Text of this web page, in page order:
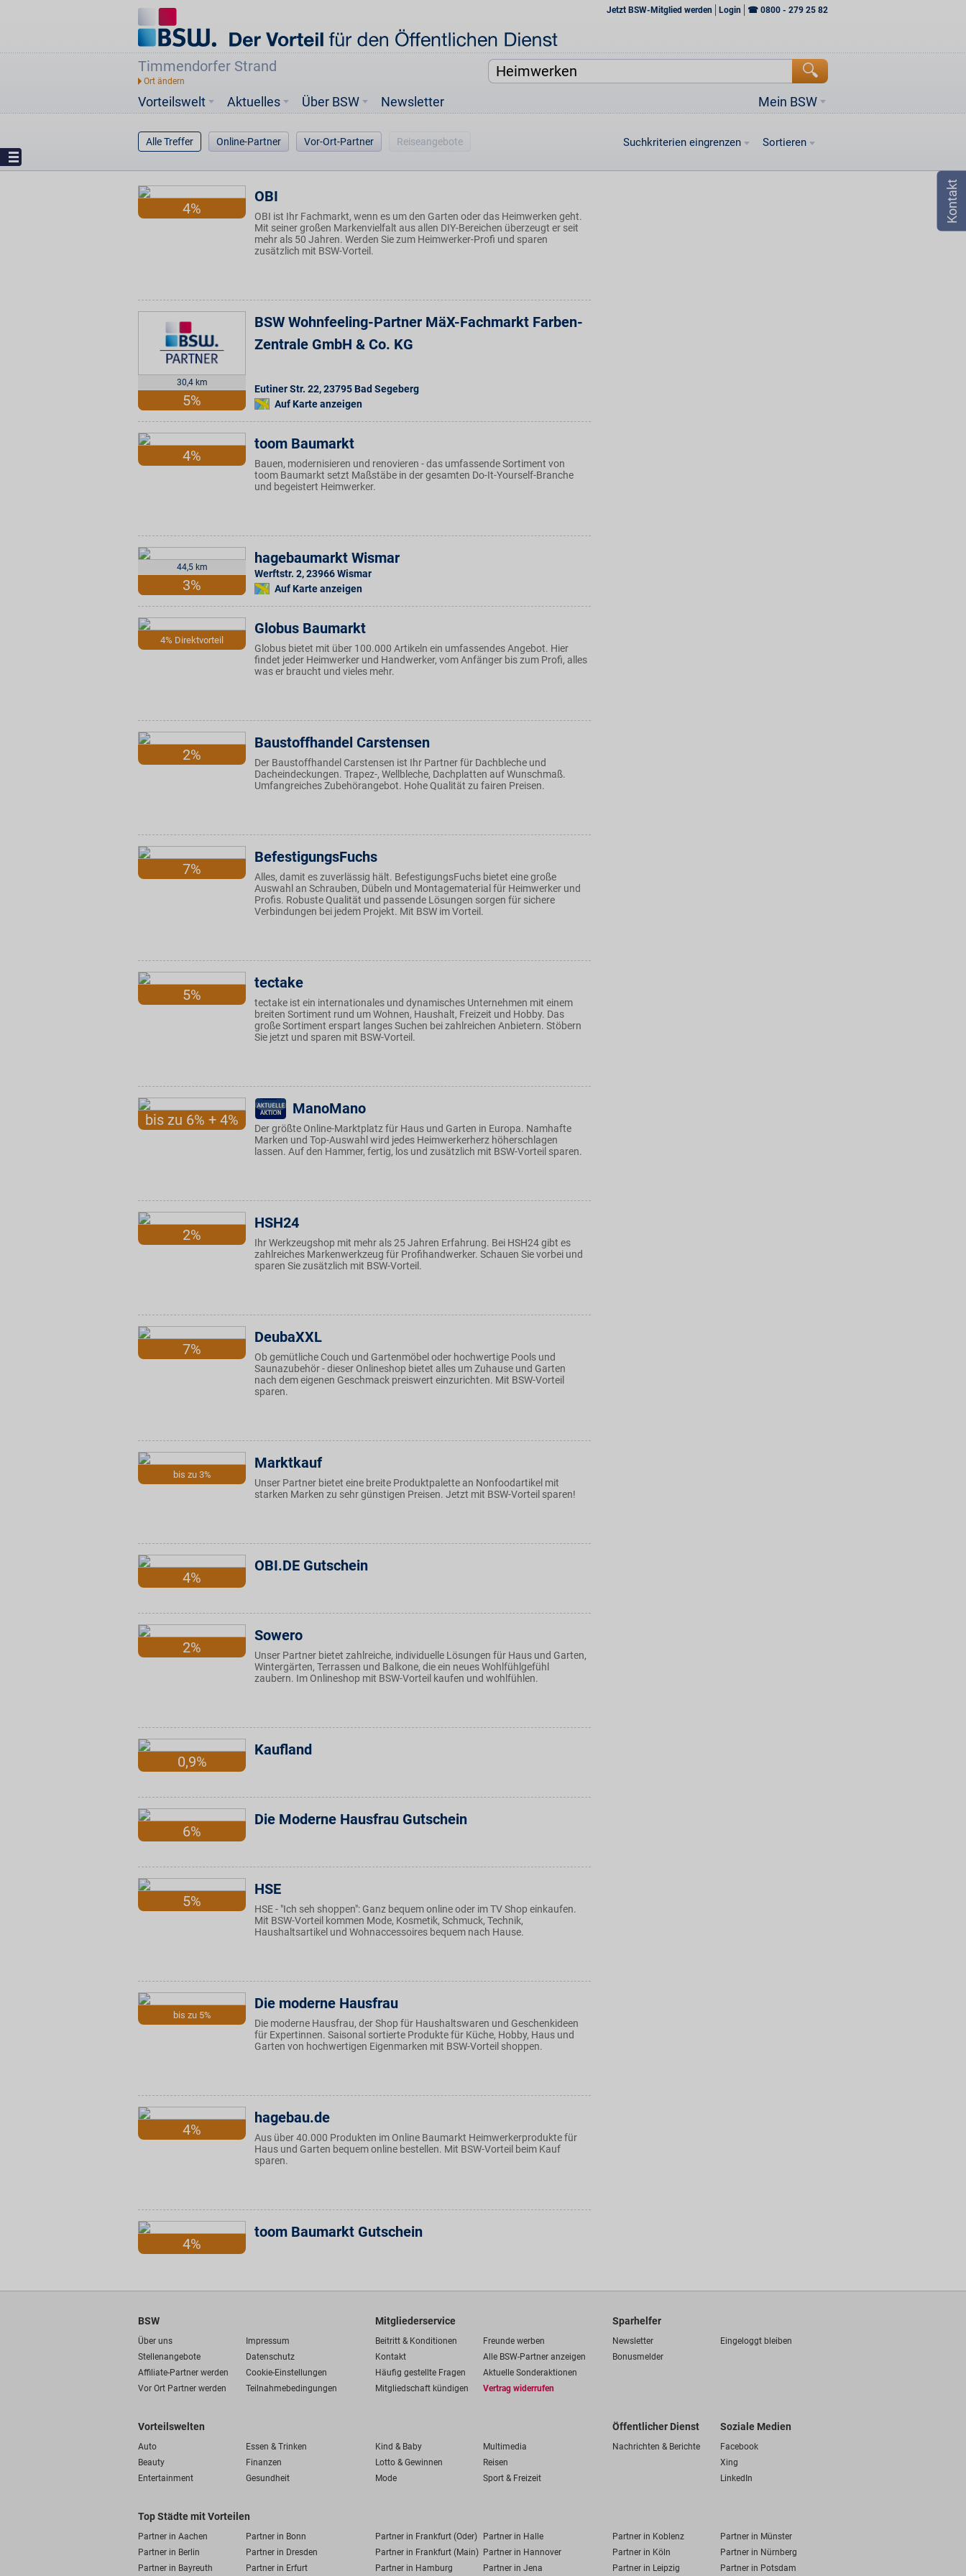
Jetzt BSW-Mitglied werden Login ☎ 0800 - 279 25 82
Timmendorfer Strand
Vorteilswelt Mein BSW
Aktuelles Über BSW Newsletter
Alle Treffer Online-Partner Vor-Ort-Partner Reiseangebote Suchkriterien eingrenzen Sortieren
4%
OBI
OBI ist Ihr Fachmarkt, wenn es um den Garten oder das Heimwerken geht.
Mit seiner großen Markenvielfalt aus allen DIY-Bereichen überzeugt er seit
mehr als 50 Jahren. Werden Sie zum Heimwerker-Profi und sparen
zusätzlich mit BSW-Vorteil.
30,4 km
5%
BSW Wohnfeeling-Partner MäX-Fachmarkt Farben-
Zentrale GmbH & Co. KG
Eutiner Str. 22,23795 Bad Segeberg
Auf Karte anzeigen
4%
toom Baumarkt
Bauen, modernisieren und renovieren - das umfassende Sortiment von
toom Baumarkt setzt Maßstäbe in der gesamten Do-It-Yourself-Branche
und begeistert Heimwerker.
44,5 km
3%
hagebaumarkt Wismar
Werftstr. 2,23966Wismar
Auf Karte anzeigen
4% Direktvorteil
Globus Baumarkt
Globus bietet mit über 100.000 Artikeln ein umfassendes Angebot. Hier
findet jeder Heimwerker und Handwerker, vom Anfänger bis zum Profi, alles
was er braucht und vieles mehr.
2%
Baustoffhandel Carstensen
Der Baustoffhandel Carstensen ist Ihr Partner für Dachbleche und
Dacheindeckungen. Trapez-, Wellbleche, Dachplatten auf Wunschmaß.
Umfangreiches Zubehörangebot. Hohe Qualität zu fairen Preisen.
7%
BefestigungsFuchs
Alles, damit es zuverlässig hält. BefestigungsFuchs bietet eine große
Auswahl an Schrauben, Dübeln und Montagematerial für Heimwerker und
Profis. Robuste Qualität und passende Lösungen sorgen für sichere
Verbindungen bei jedem Projekt. Mit BSW im Vorteil.
5%
tectake
tectake ist ein internationales und dynamisches Unternehmen mit einem
breiten Sortiment rund um Wohnen, Haushalt, Freizeit und Hobby. Das
große Sortiment erspart langes Suchen bei zahlreichen Anbietern. Stöbern
Sie jetzt und sparen mit BSW-Vorteil.
bis zu 6% + 4%
ManoMano
Der größte Online-Marktplatz für Haus und Garten in Europa. Namhafte
Marken und Top-Auswahl wird jedes Heimwerkerherz höherschlagen
lassen. Auf den Hammer, fertig, los und zusätzlich mit BSW-Vorteil sparen.
2%
HSH24
Ihr Werkzeugshop mit mehr als 25 Jahren Erfahrung. Bei HSH24 gibt es
zahlreiches Markenwerkzeug für Profihandwerker. Schauen Sie vorbei und
sparen Sie zusätzlich mit BSW-Vorteil.
7%
DeubaXXL
Ob gemütliche Couch und Gartenmöbel oder hochwertige Pools und
Saunazubehör - dieser Onlineshop bietet alles um Zuhause und Garten
nach dem eigenen Geschmack preiswert einzurichten. Mit BSW-Vorteil
sparen.
bis zu 3%
Marktkauf
Unser Partner bietet eine breite Produktpalette an Nonfoodartikel mit
starken Marken zu sehr günstigen Preisen. Jetzt mit BSW-Vorteil sparen!
4%
OBI.DE Gutschein
2%
Sowero
Unser Partner bietet zahlreiche, individuelle Lösungen für Haus und Garten,
Wintergärten, Terrassen und Balkone, die ein neues Wohlfühlgefühl
zaubern. Im Onlineshop mit BSW-Vorteil kaufen und wohlfühlen.
0,9%
Kaufland
6%
Die Moderne Hausfrau Gutschein
5%
HSE
HSE - "Ich seh shoppen": Ganz bequem online oder im TV Shop einkaufen.
Mit BSW-Vorteil kommen Mode, Kosmetik, Schmuck, Technik,
Haushaltsartikel und Wohnaccessoires bequem nach Hause.
bis zu 5%
Die moderne Hausfrau
Die moderne Hausfrau, der Shop für Haushaltswaren und Geschenkideen
für Expertinnen. Saisonal sortierte Produkte für Küche, Hobby, Haus und
Garten von hochwertigen Eigenmarken mit BSW-Vorteil shoppen.
4%
hagebau.de
Aus über 40.000 Produkten im Online Baumarkt Heimwerkerprodukte für
Haus und Garten bequem online bestellen. Mit BSW-Vorteil beim Kauf
sparen.
4%
toom Baumarkt Gutschein
BSW
Über uns
Impressum
Stellenangebote
Datenschutz
Affiliate-Partner werden
Cookie-Einstellungen
Vor Ort Partner werden
Teilnahmebedingungen
Mitgliederservice
Beitritt & Konditionen
Freunde werben
Kontakt
Alle BSW-Partner anzeigen
Häufig gestellte Fragen
Aktuelle Sonderaktionen
Mitgliedschaft kündigen
Vertrag widerrufen
Sparhelfer
Newsletter
Eingeloggt bleiben
Bonusmelder
Vorteilswelten
Auto Essen & Trinken Kind & Baby
Multimedia
Beauty
Finanzen Lotto & Gewinnen
Reisen
Entertainment
Gesundheit Mode Sport & Freizeit
Öffentlicher Dienst
Nachrichten & Berichte
Soziale Medien
Facebook
Xing
LinkedIn
Top Städte mit Vorteilen
Partner in Aachen Partner in Bonn Partner in Frankfurt (Oder) Partner in Halle Partner in Koblenz
Partner in Münster
Partner in Berlin
Partner in Dresden Partner in Frankfurt (Main) Partner in Hannover Partner in Köln
Partner in Nürnberg
Partner in Bayreuth
Partner in Erfurt Partner in Hamburg Partner in Jena Partner in Leipzig Partner in Potsdam